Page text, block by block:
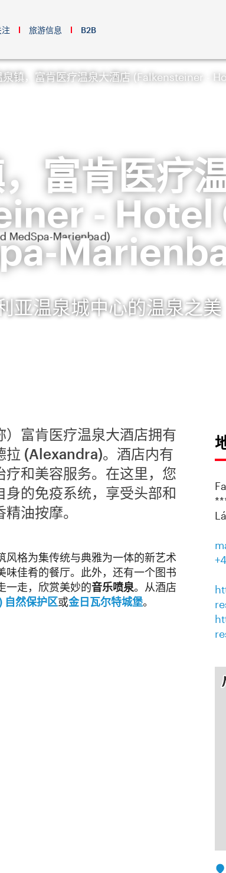
注 旅游信息 B2B
泉镇，富肯医疗温泉大酒店 (Falkensteiner -
富肯医疗
- Hotel
亚温泉城中心的温泉之美
富肯医疗温泉大酒店拥有
拉 (Alexandra)。酒店内有
和美容服务。在这里，您
的免疫系统，享受头部和
精油按摩。
风格为集传统与典雅为一体的新艺术
味佳肴的餐厅。此外，还有一个图书
一走，欣赏美妙的音乐喷泉。从酒店
自然保护区或金日瓦尔特城堡。